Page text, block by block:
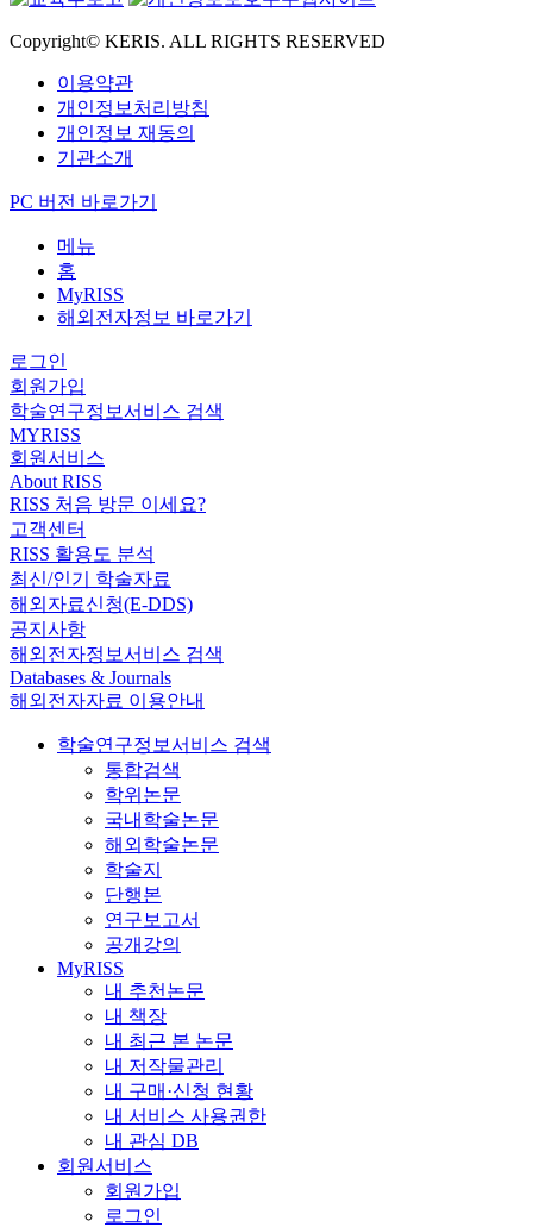
Copyright© KERIS. ALL RIGHTS RESERVED
이용약관
개인정보처리방침
개인정보 재동의
기관소개
PC 버전 바로가기
메뉴
홈
MyRISS
해외전자정보 바로가기
로그인
회원가입
학술연구정보서비스 검색
MYRISS
회원서비스
About RISS
RISS 처음 방문 이세요?
고객센터
RISS 활용도 분석
최신/인기 학술자료
해외자료신청(E-DDS)
공지사항
해외전자정보서비스 검색
Databases & Journals
해외전자자료 이용안내
학술연구정보서비스 검색
통합검색
학위논문
국내학술논문
해외학술논문
학술지
단행본
연구보고서
공개강의
MyRISS
내 추천논문
내 책장
내 최근 본 논문
내 저작물관리
내 구매·신청 현황
내 서비스 사용권한
내 관심 DB
회원서비스
회원가입
로그인